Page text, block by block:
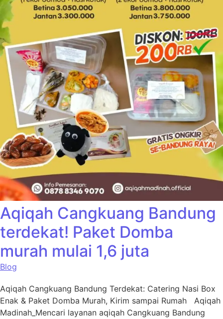
Aqiqah Cangkuang Bandung
terdekat! Paket Domba
murah mulai 1,6 juta
Blog
Aqiqah Cangkuang Bandung Terdekat: Catering Nasi Box
Enak & Paket Domba Murah, Kirim sampai Rumah Aqiqah
Madinah_Mencari layanan aqiqah Cangkuang Bandung